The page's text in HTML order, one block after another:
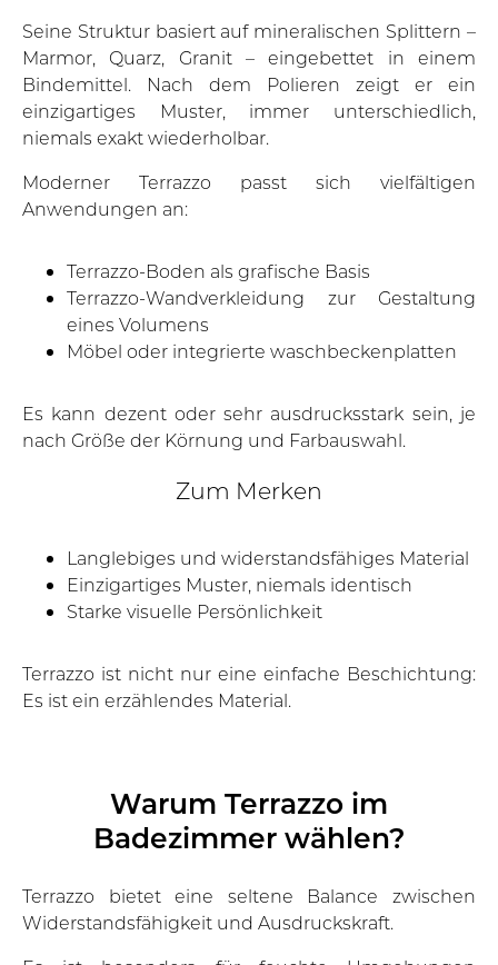
Seine Struktur basiert auf mineralischen Splittern –
Marmor, Quarz, Granit – eingebettet in einem
Bindemittel. Nach dem Polieren zeigt er ein
einzigartiges Muster, immer unterschiedlich,
niemals exakt wiederholbar.
Moderner Terrazzo passt sich vielfältigen
Anwendungen an:
Terrazzo-Boden als grafische Basis
Terrazzo-Wandverkleidung zur Gestaltung
eines Volumens
Möbel oder integrierte waschbeckenplatten
Es kann dezent oder sehr ausdrucksstark sein, je
nach Größe der Körnung und Farbauswahl.
Zum Merken
Langlebiges und widerstandsfähiges Material
Einzigartiges Muster, niemals identisch
Starke visuelle Persönlichkeit
Terrazzo ist nicht nur eine einfache Beschichtung:
Es ist ein erzählendes Material.
Warum Terrazzo im
Badezimmer wählen?
Terrazzo bietet eine seltene Balance zwischen
Widerstandsfähigkeit und Ausdruckskraft.